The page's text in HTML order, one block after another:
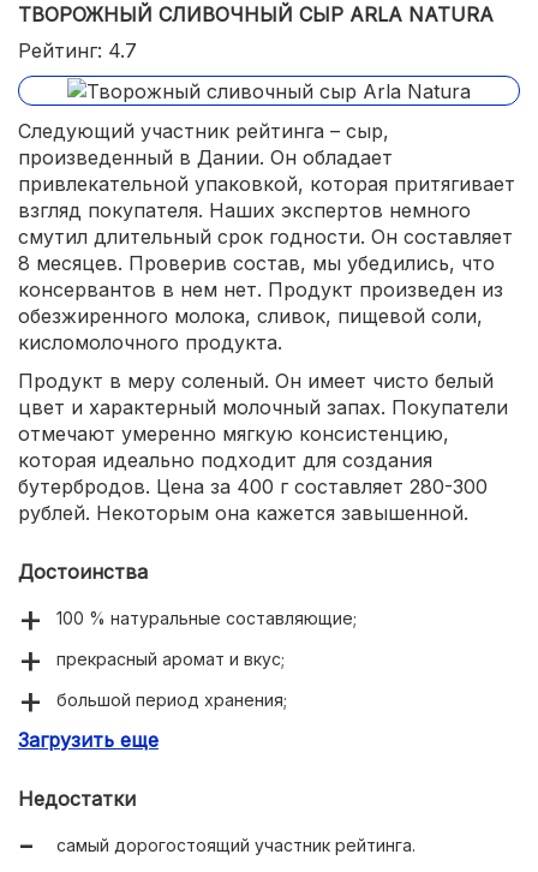
ТВОРОЖНЫЙ СЛИВОЧНЫЙ СЫР ARLA NATURA
Рейтинг: 4.7
Следующий участник рейтинга – сыр,
произведенный в Дании. Он обладает
привлекательной упаковкой, которая притягивает
взгляд покупателя. Наших экспертов немного
смутил длительный срок годности. Он составляет
8 месяцев. Проверив состав, мы убедились, что
консервантов в нем нет. Продукт произведен из
обезжиренного молока, сливок, пищевой соли,
кисломолочного продукта.
Продукт в меру соленый. Он имеет чисто белый
цвет и характерный молочный запах. Покупатели
отмечают умеренно мягкую консистенцию,
которая идеально подходит для создания
бутербродов. Цена за 400 г составляет 280-300
рублей. Некоторым она кажется завышенной.
Достоинства
100 % натуральные составляющие;
прекрасный аромат и вкус;
большой период хранения;
красивая удобная упаковка.
Загрузить еще
Недостатки
самый дорогостоящий участник рейтинга.